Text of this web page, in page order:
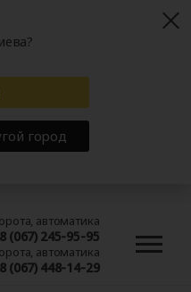
автоматика
(067) 245-95-95
автоматика
(067) 448-14-29
город